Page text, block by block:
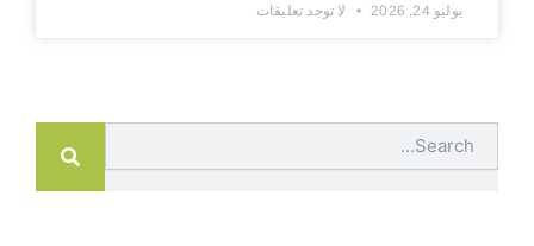
يوليو 24, 2026 لا توجد تعليقات